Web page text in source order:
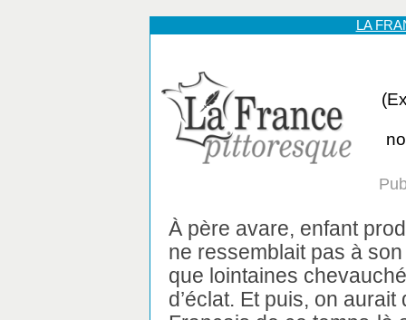
LA
À père avare, enfant
ne ressemblait pas à
que lointaines
d’éclat. Et puis, on aurait